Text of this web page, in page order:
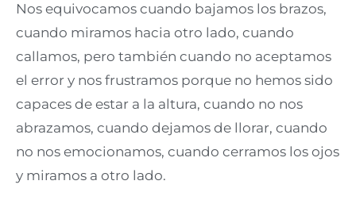
Nos equivocamos cuando bajamos los brazos,
cuando miramos hacia otro lado, cuando
callamos, pero también cuando no aceptamos
el error y nos frustramos porque no hemos sido
capaces de estar a la altura, cuando no nos
abrazamos, cuando dejamos de llorar, cuando
no nos emocionamos, cuando cerramos los ojos
y miramos a otro lado.